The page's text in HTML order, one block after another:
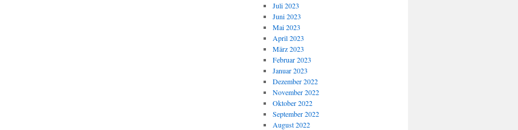
Juli 2023
Juni 2023
Mai 2023
April 2023
März 2023
Februar 2023
Januar 2023
Dezember 2022
November 2022
Oktober 2022
September 2022
August 2022